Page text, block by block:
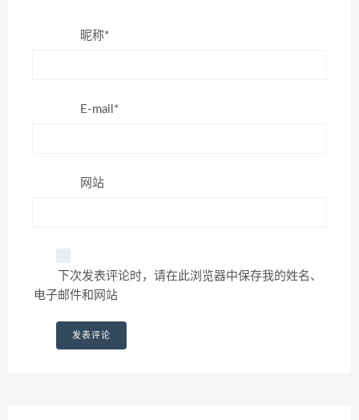
昵称*
E-mail*
网站
下次发表评论时，请在此浏览器中保存我的姓名、
电子邮件和网站